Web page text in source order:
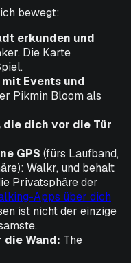
bewegt:
erkunden und
Die Karte
Events und
Pikmin Bloom als
dich vor die Tür
GPS (fürs Laufband,
Walkr, und behalt
Privatsphäre der
Apps über dich
ist nicht der einzige
Wand: The